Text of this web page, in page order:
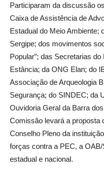
Participaram da discussão
Caixa de Assistência de
Estadual do Meio Ambiente;
Sergipe; dos movimentos
Popular”; das Secretarias
Estância; da ONG Elan; do
Associação de Arqueologia
Segurança; do SINDEC; da
Ouvidoria Geral da Barra
Comissão levará a proposta
Conselho Pleno da
forças contra a PEC, a
estadual e nacional.